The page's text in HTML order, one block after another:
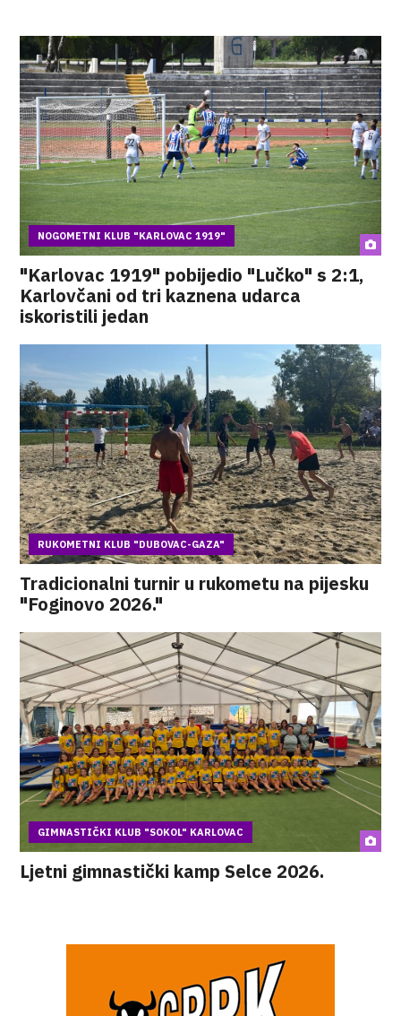
NOGOMETNI KLUB "KARLOVAC 1919"
"Karlovac 1919" pobijedio "Lučko" s 2:1,
Karlovčani od tri kaznena udarca
iskoristili jedan
RUKOMETNI KLUB "DUBOVAC-GAZA"
Tradicionalni turnir u rukometu na pijesku
"Foginovo 2026."
GIMNASTIČKI KLUB "SOKOL" KARLOVAC
Ljetni gimnastički kamp Selce 2026.